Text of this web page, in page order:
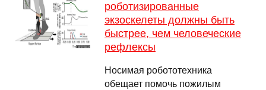
роботизированные
экзоскелеты должны быть
быстрее, чем человеческие
рефлексы
Носимая робототехника
обещает помочь пожилым